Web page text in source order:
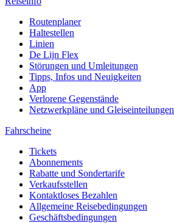
Routenplaner
Haltestellen
Linien
De Lijn Flex
Störungen und Umleitungen
Tipps, Infos und Neuigkeiten
App
Verlorene Gegenstände
Netzwerkpläne und Gleiseinteilungen
Fahrscheine
Tickets
Abonnements
Rabatte und Sondertarife
Verkaufsstellen
Kontaktloses Bezahlen
Allgemeine Reisebedingungen
Geschäftsbedingungen